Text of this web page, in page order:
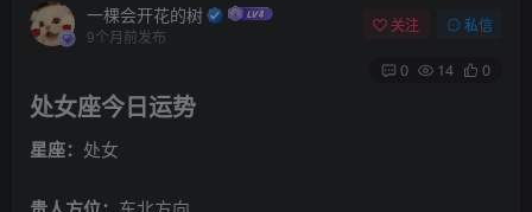
一棵会开花的树
9个月前发布
关注 私信
0 14 0
处女座今日运势
星座： 处女